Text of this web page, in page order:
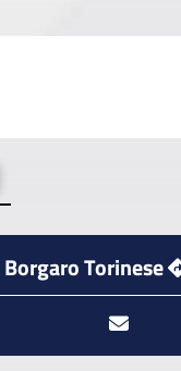
Borgaro Torinese